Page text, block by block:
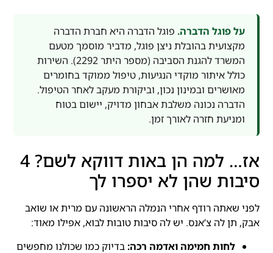
על פוגל הדברה. פוגל הדברה היא חברת הדברה
מקצועית בהובלת ניצן פוגל, מדביר מוסמך מטעם
המשרד להגנת הסביבה (מספר היתר 2292). השירות
כולל איתור מוקדי הנגיעות, טיפול ממוקד בחומרים
מאושרים ובמינון נכון, וביקורת מעקב לאחר הטיפול.
הדברה נכונה משלבת אבחון מדויק, יישום בטוח
ומניעת חזרה לאורך זמן.
אז… למה הן באות דווקא לשם? 4
סיבות שהן לא יספרו לך
לפני שאתה רודף אחרי הנמלה הראשונה עם מרית או שואב
אבק, תן לה צ’אנס. יש לה סיבות טובות לבוא, אפילו מאוד:
לחות חמימה ואדמה רכה:בדיוק כמו שכולנו מחפשים